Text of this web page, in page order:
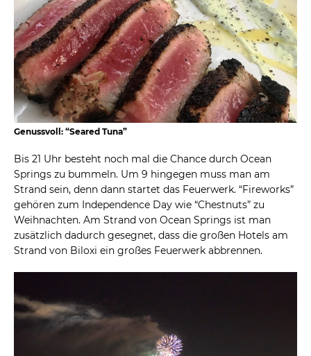
Genussvoll: “Seared Tuna”
Bis 21 Uhr besteht noch mal die Chance durch Ocean
Springs zu bummeln. Um 9 hingegen muss man am
Strand sein, denn dann startet das Feuerwerk. “Fireworks”
gehören zum Independence Day wie “Chestnuts” zu
Weihnachten. Am Strand von Ocean Springs ist man
zusätzlich dadurch gesegnet, dass die großen Hotels am
Strand von Biloxi ein großes Feuerwerk abbrennen.